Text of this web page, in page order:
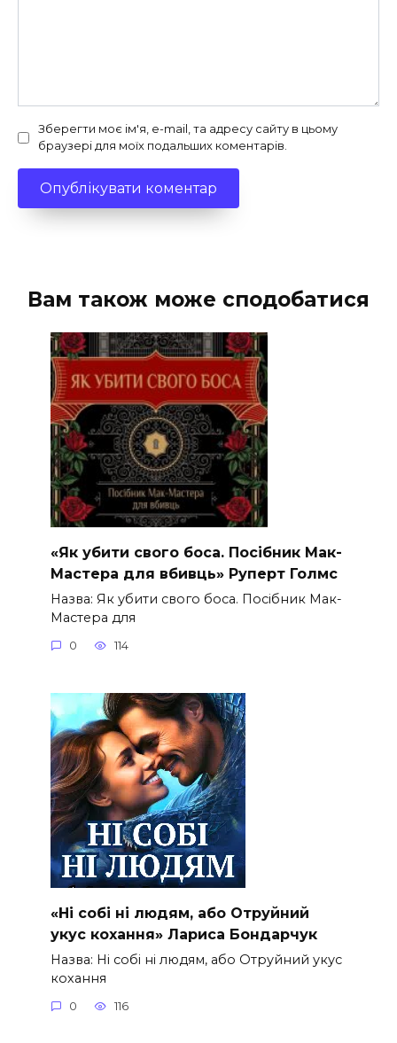
Зберегти моє ім'я, e-mail, та адресу сайту в цьому
браузері для моїх подальших коментарів.
Вам також може сподобатися
«Як убити свого боса. Посібник Мак-
Мастера для вбивць» Руперт Голмс
Назва: Як убити свого боса. Посібник Мак-
Мастера для
0 114
«Ні собі ні людям, або Отруйний
укус кохання» Лариса Бондарчук
Назва: Ні собі ні людям, або Отруйний укус
кохання
0 116